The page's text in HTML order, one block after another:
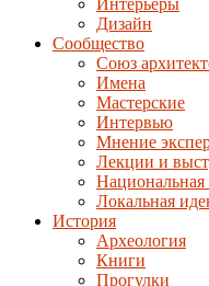
Интерьеры
Дизайн
Сообщество
Союз
Имена
Мастерские
Интервью
Мнение
Лекции и
Национальная
Локальная
История
Археология
Книги
Прогулки